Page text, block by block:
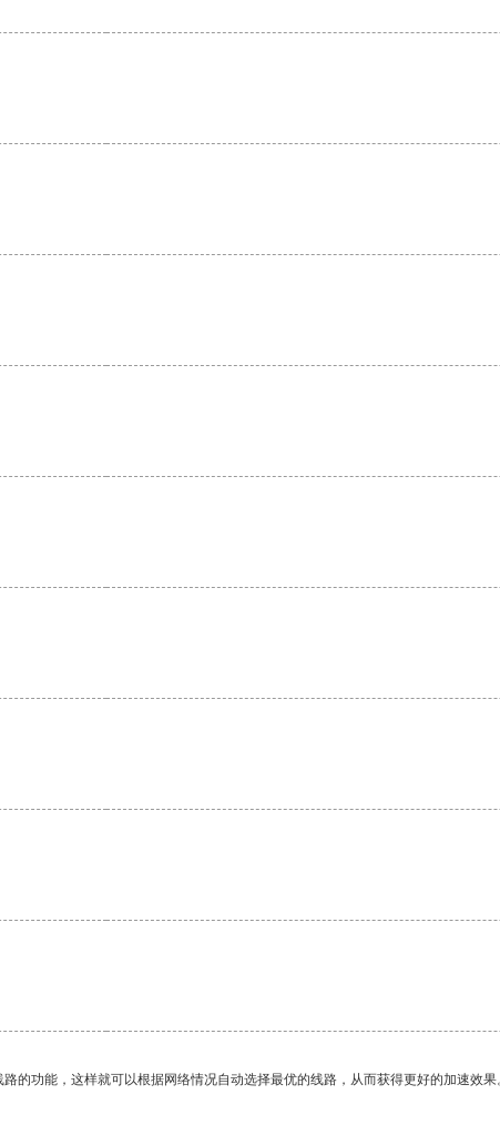
功能，这样就可以根据网络情况自动选择最优的线路，从而获得更好的加速效果